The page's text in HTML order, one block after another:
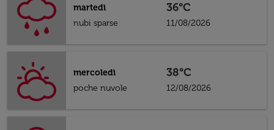
martedì
nubi sparse
36°C
11/08/2026
mercoledì
poche nuvole
38°C
12/08/2026